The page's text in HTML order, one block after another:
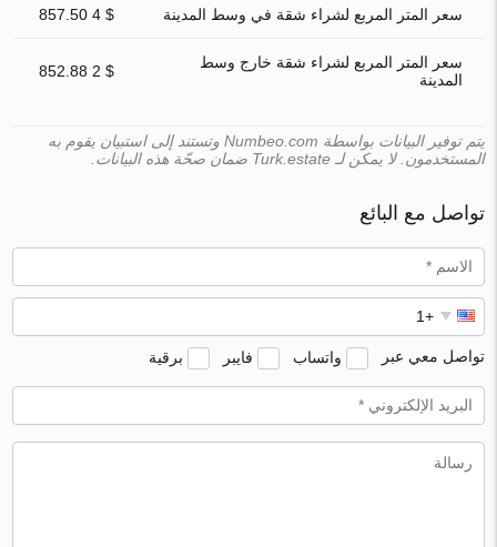
سعر المتر المربع لشراء شقة في وسط المدينة $ 4 857.50
سعر المتر المربع لشراء شقة خارج وسط
المدينة
$ 2 852.88
يتم توفير البيانات بواسطة Numbeo.com وتستند إلى استبيان يقوم به
المستخدمون. لا يمكن لـ Turk.estate ضمان صحّة هذه البيانات.
تواصل مع البائع
تواصل معي عبر واتساب فايبر برقية